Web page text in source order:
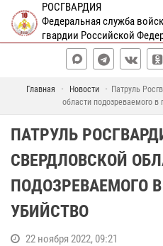
РОСГВАРДИЯ
Федеральная служба
гвардии Российской
Главная Новости
Патруль
области подозреваемого в
ПАТРУЛЬ
СВЕРДЛОВСКОЙ
ПОДОЗРЕВАЕМОГО
УБИЙСТВО
22 ноября 2022, 09:21